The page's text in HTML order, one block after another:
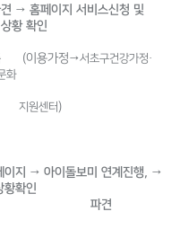
→ 홈페이지 서비스신청 및
황 확인
(이용가정→서초구건강가정·
화
지원센터 )
지 → ​ 아이돌보미 연계진행, →
황확인
​ 파견